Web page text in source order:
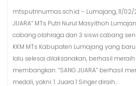
mtsputrinurmas.sch.id – Lumajang, 11/02/
JUARA” MTs Putri Nurul Masyithoh
cabang olahraga dan 3 siswi cabang
KKM MTs Kabupaten Lumajang yang
lalu selesai dilaksanakan, berhasil
membangkan. “SANG JUARA” berhasil
medali, yakni: 1. Juara 1 Singer diraih…